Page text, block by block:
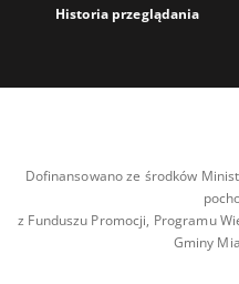
Historia przeglądania
Dofinansowano ze środków
z Funduszu Promocji, Programu
Gminy